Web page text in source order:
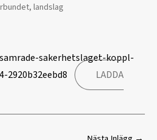
,landslag
sakerhetslaget-koppl-
2920b32eebd8
LADDA